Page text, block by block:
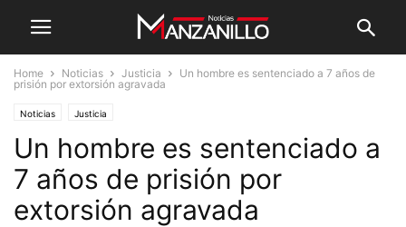
Home Noticias Justicia
Un hombre es sentenciado a 7 años de
prisión por extorsión agravada
Noticias Justicia
Un hombre es sentenciado a
7 años de prisión por
extorsión agravada